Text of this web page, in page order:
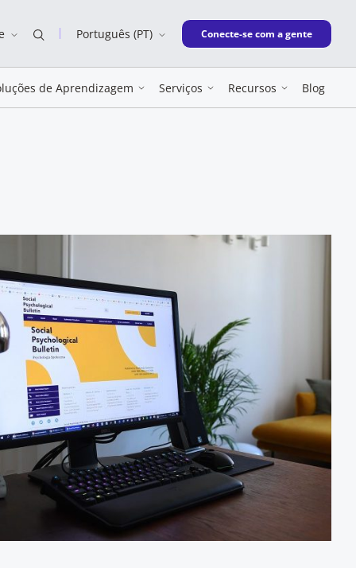
Português (PT) New window
Conecte-se com a gente
de Aprendizagem Serviços Recursos Blog